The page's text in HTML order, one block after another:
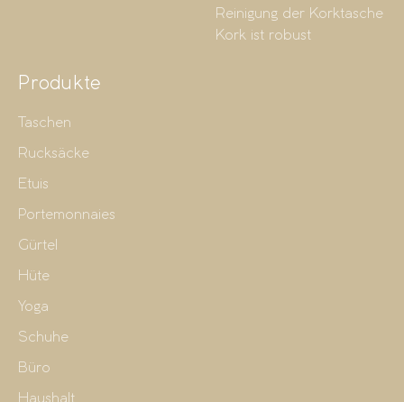
Reinigung der Korktasche
Kork ist robust
Produkte
Taschen
Rucksäcke
Etuis
Portemonnaies
Gürtel
Hüte
Yoga
Schuhe
Büro
Haushalt